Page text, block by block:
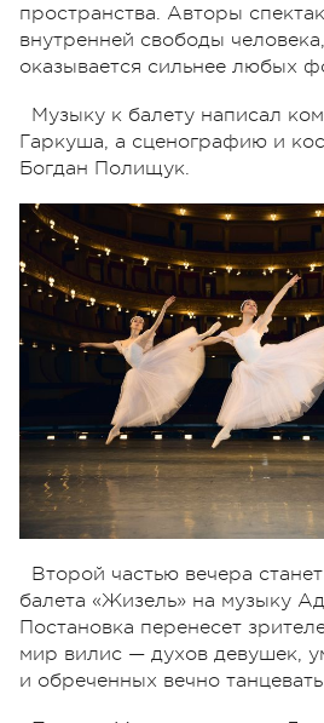
пространства. Авторы
внутренней свободы
оказывается сильнее любых
Музыку к балету написал
Гаркуша, а сценографию и
Богдан Полищук.
Второй частью вечера
балета «Жизель» на музыку
Постановка перенесет
мир вилис — духов девушек,
и обреченных вечно